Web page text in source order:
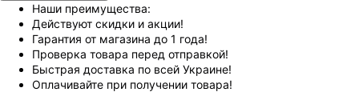
Наши преимущества:
Действуют скидки и акции!
Гарантия от магазина до 1 года!
Проверка товара перед отправкой!
Быстрая доставка по всей Украине!
Оплачивайте при получении товара!